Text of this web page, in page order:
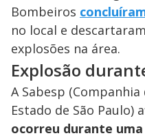
Bombeiros
no local e
explosões na área.
Explosão
A Sabesp
Estado de São Paulo)
ocorreu durante